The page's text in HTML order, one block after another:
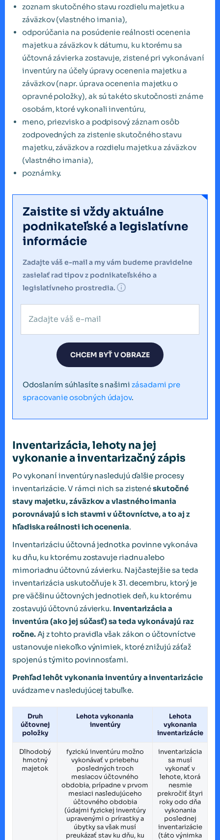
zoznam skutočného stavu rozdielu majetku a
záväzkov (vlastného imania),
odporúčania na posúdenie reálnosti ocenenia
majetku a záväzkov k dátumu, ku ktorému sa
účtovná závierka zostavuje, zistené pri vykonávaní
inventúry na účely úpravy ocenenia majetku a
záväzkov (napr. úprava ocenenia majetku o
opravné položky), ak sú takéto skutočnosti známe
osobám, ktoré vykonali inventúru,
meno, priezvisko a podpisový záznam osôb
zodpovedných za zistenie skutočného stavu
majetku, záväzkov a rozdielu majetku a záväzkov
(vlastného imania),
poznámky.
Zaistite si vždy aktuálne
podnikateľské a legislatívne
informácie
Zadajte váš e-mail a my vám budeme pravidelne
zasielať rad tipov z podnikateľského a
legislatívneho prostredia.
CHCEM BYŤ V OBRAZE
Odoslaním súhlasíte s našimi zásadami pre
spracovanie osobných údajov.
Inventarizácia, lehoty na jej
vykonanie a inventarizačný zápis
Po vykonaní inventúry nasledujú ďalšie procesy
inventarizácie. V rámci nich sa zistenéskutočné
stavy majetku, záväzkov a vlastného imania
porovnávajú s ich stavmi v účtovníctve, a to aj z
hľadiska reálnosti ich ocenenia.
Inventarizáciu účtovná jednotka povinne vykonáva
ku dňu, ku ktorému zostavuje riadnu alebo
mimoriadnu účtovnú závierku. Najčastejšie sa teda
inventarizácia uskutočňuje k 31. decembru, ktorý je
pre väčšinu účtovných jednotiek deň, ku ktorému
zostavujú účtovnú závierku. Inventarizácia a
inventúra (ako jej súčasť) sa teda vykonávajú raz
ročne.Aj z tohto pravidla však zákon o účtovníctve
ustanovuje niekoľko výnimiek, ktoré znižujú záťaž
spojenú s týmito povinnosťami.
Prehľad lehôt vykonania inventúry a inventarizácie
uvádzame v nasledujúcej tabuľke.
Druh
účtovnej
položky
Lehota vykonania
inventúry
Lehota
vykonania
inventarizácie
Dlhodobý
hmotný
majetok
fyzickú inventúru možno
vykonávať v priebehu
posledných troch
mesiacov účtovného
obdobia, prípadne v prvom
mesiaci nasledujúceho
účtovného obdobia
(údajmi fyzickej inventúry
upravenými o prírastky a
úbytky sa však musí
preukázať stav ku dňu, ku
inventarizácia
sa musí
vykonať v
lehote, ktorá
nesmie
prekročiť štyri
roky odo dňa
vykonania
poslednej
inventarizácie
(táto výnimka